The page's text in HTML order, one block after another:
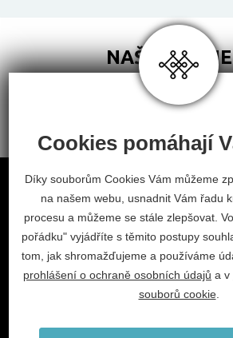
NAŠI
Obchodní podmínky
Odstoupení od smlouvy
Nastavení cookies
facebook
2026 © Habitat, a.s.
info@habitat-cz.cz
Cookies pomáhají
Díky souborům Cookies Vám můžeme
na našem webu, usnadnit Vám řadu
procesu a můžeme se stále zlepšovat.
pořádku" vyjádříte s těmito postupy
tom, jak shromažďujeme a používáme
prohlášení o ochraně osobních údajů a v
souborů cookie.